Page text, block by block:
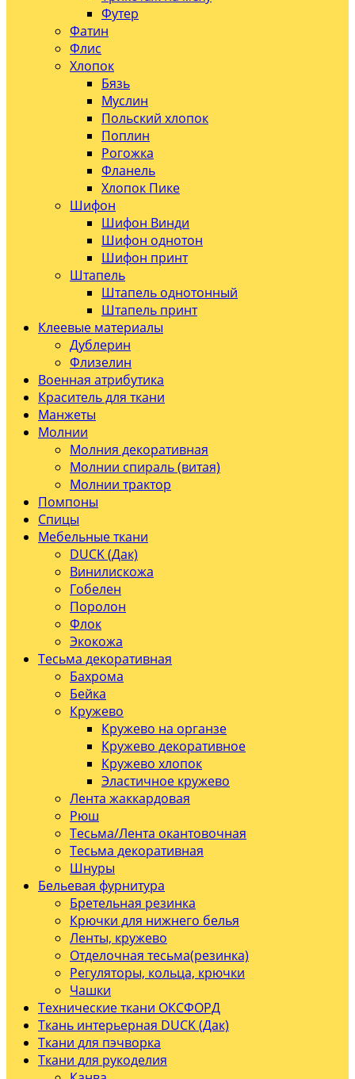
Футер
Фатин
Флис
Хлопок
Бязь
Муслин
Польский хлопок
Поплин
Рогожка
Фланель
Хлопок Пике
Шифон
Шифон Винди
Шифон однотон
Шифон принт
Штапель
Штапель однотонный
Штапель принт
Клеевые материалы
Дублерин
Флизелин
Военная атрибутика
Краситель для ткани
Манжеты
Молнии
Молния декоративная
Молнии спираль (витая)
Молнии трактор
Помпоны
Спицы
Мебельные ткани
DUCK (Дак)
Винилискожа
Гобелен
Поролон
Флок
Экокожа
Тесьма декоративная
Бахрома
Бейка
Кружево
Кружево на органзе
Кружево декоративное
Кружево хлопок
Эластичное кружево
Лента жаккардовая
Рюш
Тесьма/Лента окантовочная
Тесьма декоративная
Шнуры
Бельевая фурнитура
Бретельная резинка
Крючки для нижнего белья
Ленты, кружево
Отделочная тесьма(резинка)
Регуляторы, кольца, крючки
Чашки
Технические ткани ОКСФОРД
Ткань интерьерная DUCK (Дак)
Ткани для пэчворка
Ткани для рукоделия